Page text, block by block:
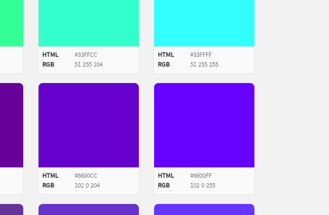
HTML
#33FFCC
RGB
51 255 204
HTML
#33FFFF
RGB
51 255 255
HTML
#6600CC
RGB
102 0 204
HTML
#6600FF
RGB
102 0 255